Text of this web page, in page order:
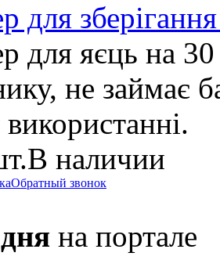
для
для яєць на
не займає
В наличии
Обратный звонок
на портале